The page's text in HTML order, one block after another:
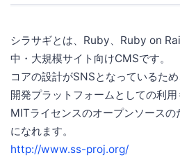
シラサギとは、Ruby、Ruby on
中・大規模サイト向けCMSです。
コアの設計がSNSとなっているた
開発プラットフォームとしての利用
MITライセンスのオープンソース
になれます。
http://www.ss-proj.org/